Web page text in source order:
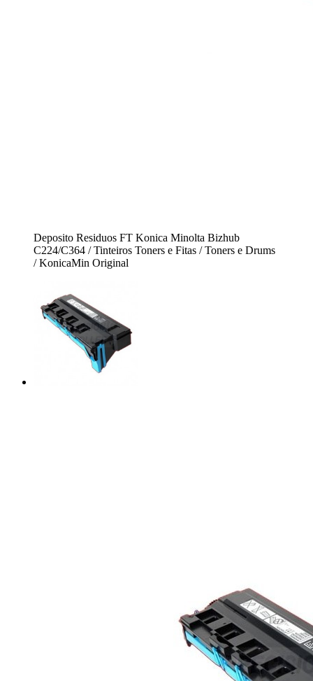
Deposito Residuos FT Konica Minolta Bizhub
C224/C364 / Tinteiros Toners e Fitas / Toners e Drums
/ KonicaMin Original